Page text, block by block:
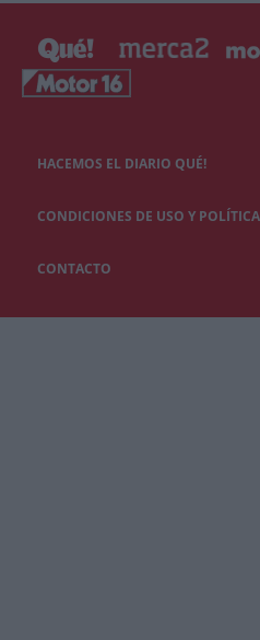
HACEMOS EL DIARIO QUÉ!
CONDICIONES DE USO Y
CONTACTO